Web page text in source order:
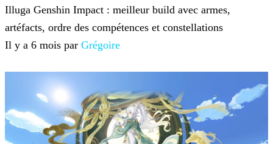
Illuga Genshin Impact : meilleur build avec armes,
artéfacts, ordre des compétences et constellations
Il y a 6 mois par Grégoire